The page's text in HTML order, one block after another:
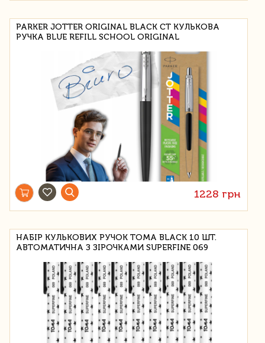
PARKER JOTTER ORIGINAL BLACK CT КУЛЬКОВА
РУЧКА BLUE REFILL SCHOOL ORIGINAL
1228 грн
НАБІР КУЛЬКОВИХ РУЧОК TOMA BLACK 10 ШТ.
АВТОМАТИЧНА З ЗІРОЧКАМИ SUPERFINE 069